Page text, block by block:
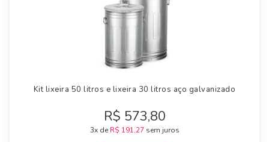
Kit lixeira 50 litros e lixeira 30 litros aço galvanizado
R$ 573,80
3x de R$ 191,27sem juros